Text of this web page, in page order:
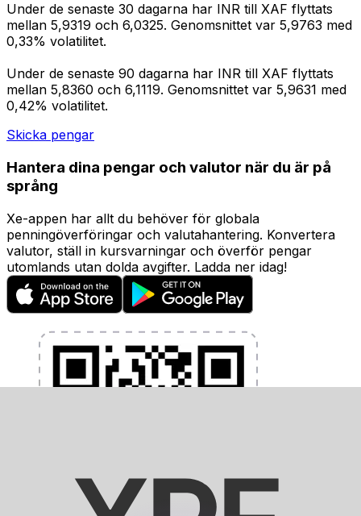
Under de senaste 30 dagarna har INR till XAF flyttats
mellan 5,9319 och 6,0325. Genomsnittet var 5,9763 med
0,33% volatilitet.
Under de senaste 90 dagarna har INR till XAF flyttats
mellan 5,8360 och 6,1119. Genomsnittet var 5,9631 med
0,42% volatilitet.
Skicka pengar
Hantera dina pengar och valutor när du är på
språng
Xe-appen har allt du behöver för globala
penningöverföringar och valutahantering. Konvertera
valutor, ställ in kursvarningar och överför pengar
utomlands utan dolda avgifter. Ladda ner idag!